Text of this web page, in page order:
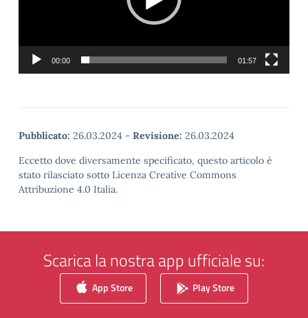
00:00 01:57
Pubblicato: 26.03.2024 - Revisione: 26.03.2024
Eccetto dove diversamente specificato, questo articolo è
stato rilasciato sotto Licenza Creative Commons
Attribuzione 4.0 Italia.
Scarica la nostra app ufficiale su:
App Store Play Store